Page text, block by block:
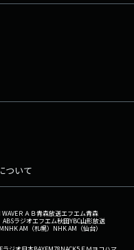
ついて
ＲＡＢ青森放送エフエム青森
ABSラジオエフエム秋田YBC山形放送
NHK AM（札幌） NHK AM（仙台）